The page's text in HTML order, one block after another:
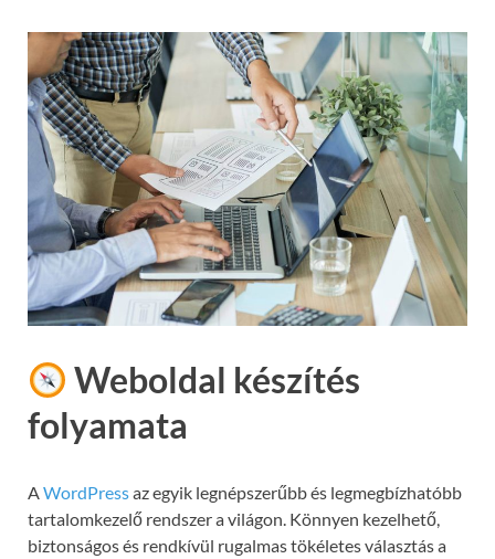
Weboldal készítés
folyamata
AWordPressaz egyik legnépszerűbb és legmegbízhatóbb
tartalomkezelő rendszer a világon. Könnyen kezelhető,
biztonságos és rendkívül rugalmas tökéletes választás a